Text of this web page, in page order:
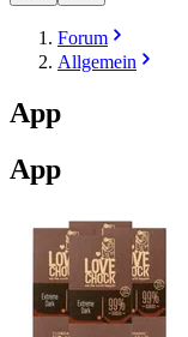
Forum
Allgemein
App
App